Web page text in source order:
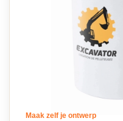
Maak zelf je ontwerp